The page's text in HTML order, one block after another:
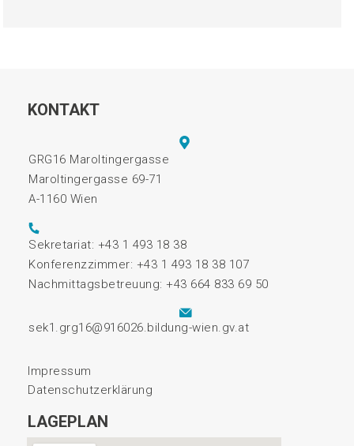
KONTAKT
GRG16 Maroltingergasse
Maroltingergasse 69-71
A-1160 Wien
Sekretariat: +43 1 493 18 38
Konferenzzimmer: +43 1 493 18 38 107
Nachmittagsbetreuung: +43 664 833 69 50
sek1.grg16@916026.bildung-wien.gv.at
Impressum
Datenschutzerklärung
LAGEPLAN